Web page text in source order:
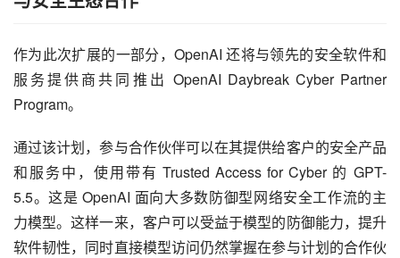
作为此次扩展的一部分，OpenAI 还将与领先的安全软件和
服务提供商共同推出 OpenAI Daybreak Cyber Partner
Program。
通过该计划，参与合作伙伴可以在其提供给客户的安全产品
和服务中，使用带有 Trusted Access for Cyber 的 GPT-
5.5。这是 OpenAI 面向大多数防御型网络安全工作流的主
力模型。这样一来，客户可以受益于模型的防御能力，提升
软件韧性，同时直接模型访问仍然掌握在参与计划的合作伙